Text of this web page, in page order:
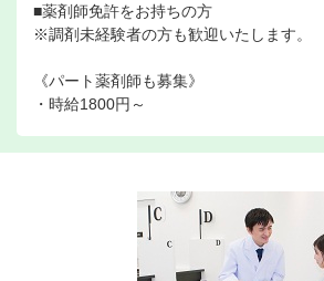
■薬剤師免許をお持ちの方
※調剤未経験者の方も歓迎いたします。
《パート薬剤師も募集》
・時給1800円～